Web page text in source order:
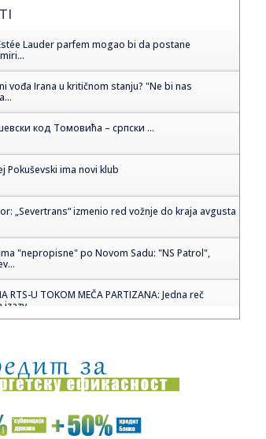
Lauder parfem mogao bi da postane
vođa Irana u kritičnom stanju? "Ne bi nas
код Томовића – српски ...
Pokuševski ima novi klub
„Severtrans“ izmenio red vožnje do kraja avgusta
"nepropisne" po Novom Sadu: "NS Patrol",
RTS-U TOKOM MEČA PARTIZANA: Jedna reč
nije nervozan – tvrde Italijani
Карловаца данас без ...